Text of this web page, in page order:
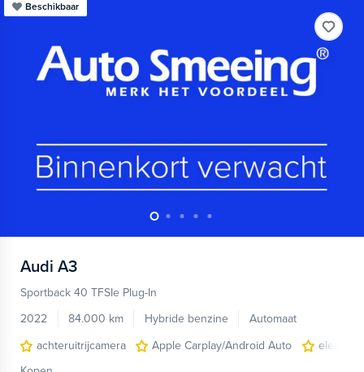
Beschikbaar
Audi A3
Sportback 40 TFSIe Plug-In
2022
84.000 km Hybride benzine
Automaat
achteruitrijcamera
Apple Carplay/Android Auto